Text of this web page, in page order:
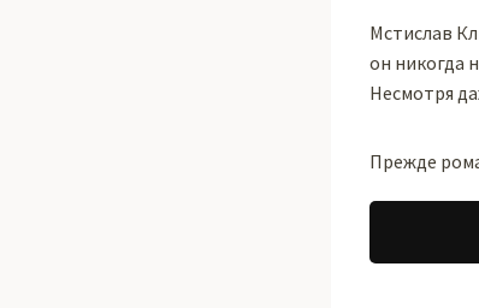
Мстислав
он никогда
Несмотря
Прежде